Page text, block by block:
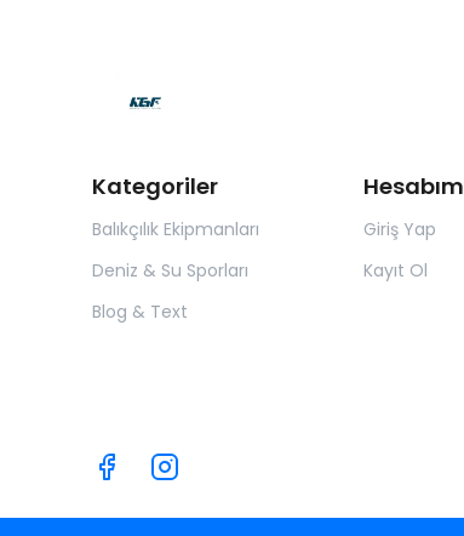
Kategoriler
Balıkçılık Ekipmanları
Deniz & Su Sporları
Blog & Text
Hesabım
Giriş Yap
Kayıt Ol